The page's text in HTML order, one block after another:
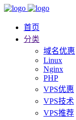
首页
分类
域名优惠
Linux
Nginx
PHP
VPS优惠
VPS技术
VPS推荐